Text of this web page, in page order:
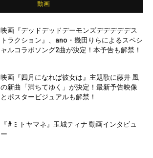
動画
映画『デッドデッドデーモンズデデデデデス
トラクション』、ano・幾田りらによるスペシ
ャルコラボソング2曲が決定！本予告も解禁！
映画『四月になれば彼女は』主題歌に藤井 風
の新曲「満ちてゆく」が決定！最新予告映像
とポスタービジュアルも解禁！
『#ミトヤマネ』玉城ティナ 動画インタビュ
ー